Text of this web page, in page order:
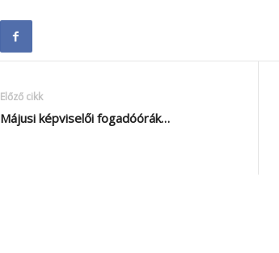
Előző cikk
Májusi képviselői fogadóórák…